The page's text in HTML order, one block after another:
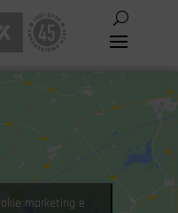
marketing e